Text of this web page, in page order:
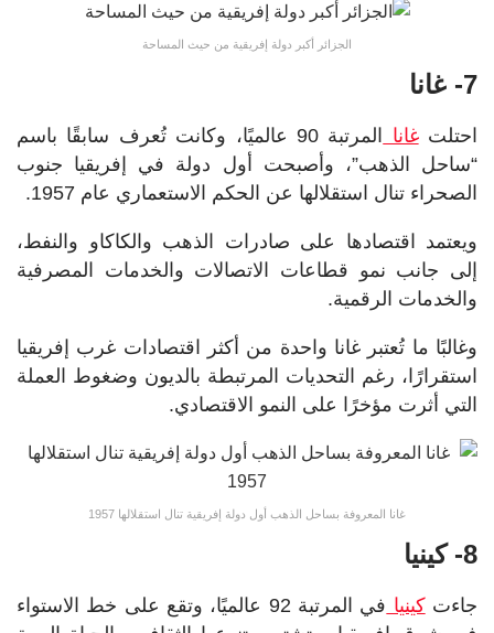
الجزائر أكبر دولة إفريقية من حيث المساحة
7- غانا
احتلتغانا
المرتبة 90 عالميًا، وكانت تُعرف سابقًا باسم
“ساحل الذهب”، وأصبحت أول دولة في إفريقيا جنوب
الصحراء تنال استقلالها عن الحكم الاستعماري عام 1957.
ويعتمد اقتصادها على صادرات الذهب والكاكاو والنفط،
إلى جانب نمو قطاعات الاتصالات والخدمات المصرفية
والخدمات الرقمية.
وغالبًا ما تُعتبر غانا واحدة من أكثر اقتصادات غرب إفريقيا
استقرارًا، رغم التحديات المرتبطة بالديون وضغوط العملة
التي أثرت مؤخرًا على النمو الاقتصادي.
غانا المعروفة بساحل الذهب أول دولة إفريقية تنال استقلالها 1957
8- كينيا
جاءتكينيا
في المرتبة 92 عالميًا، وتقع على خط الاستواء